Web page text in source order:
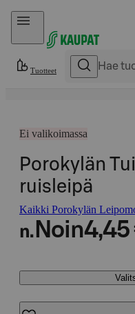
Hyppää sisältöön
Tuotteet
Ei valikoimassa
Porokylän
ruisleipä
Kaikki Porokylän
n. Noin4,45